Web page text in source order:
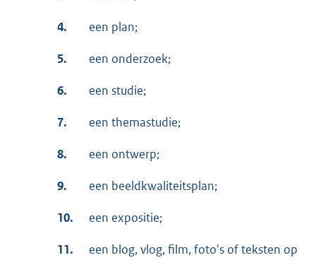
4. een plan;
5. een onderzoek;
6. een studie;
7. een themastudie;
8. een ontwerp;
9. een beeldkwaliteitsplan;
10. een expositie;
11.
een blog, vlog, film, foto's of teksten op